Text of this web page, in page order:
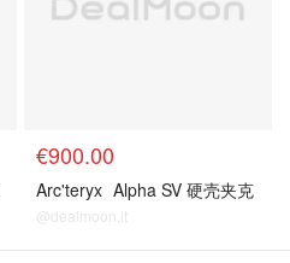
€900.00
Arc'teryx Alpha SV 硬壳夹克
@dealmoon.it